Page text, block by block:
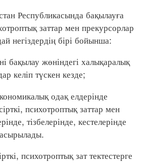
Республикасында бақылауға
заттар мен прекурсорлар
негіздердің бірі бойынша:
жөніндегі халықаралық
келіп түскен кезде;
одақ елдерінде
психотроптық заттар мен
тізбелерінде, кестелерінде
психотроптық зат тектестерге